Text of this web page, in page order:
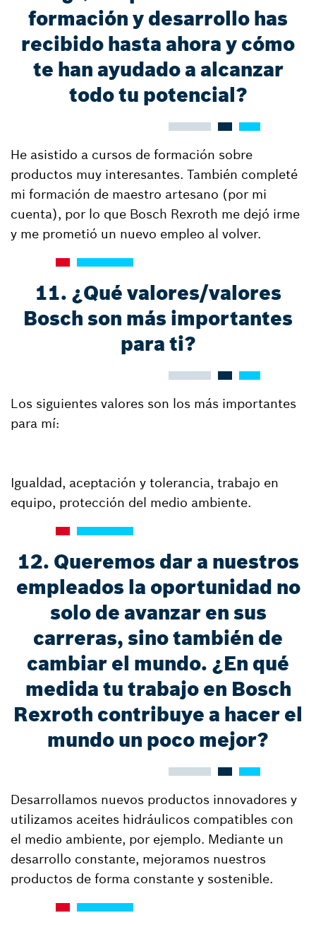
formación y desarrollo has
recibido hasta ahora y cómo
te han ayudado a alcanzar
todo tu potencial?
He asistido a cursos de formación sobre
productos muy interesantes. También completé
mi formación de maestro artesano (por mi
cuenta), por lo que Bosch Rexroth me dejó irme
y me prometió un nuevo empleo al volver.
11. ¿Qué valores/valores
Bosch son más importantes
para ti?
Los siguientes valores son los más importantes
para mí:
Igualdad, aceptación y tolerancia, trabajo en
equipo, protección del medio ambiente.
12. Queremos dar a nuestros
empleados la oportunidad no
solo de avanzar en sus
carreras, sino también de
cambiar el mundo. ¿En qué
medida tu trabajo en Bosch
Rexroth contribuye a hacer el
mundo un poco mejor?
Desarrollamos nuevos productos innovadores y
utilizamos aceites hidráulicos compatibles con
el medio ambiente, por ejemplo. Mediante un
desarrollo constante, mejoramos nuestros
productos de forma constante y sostenible.